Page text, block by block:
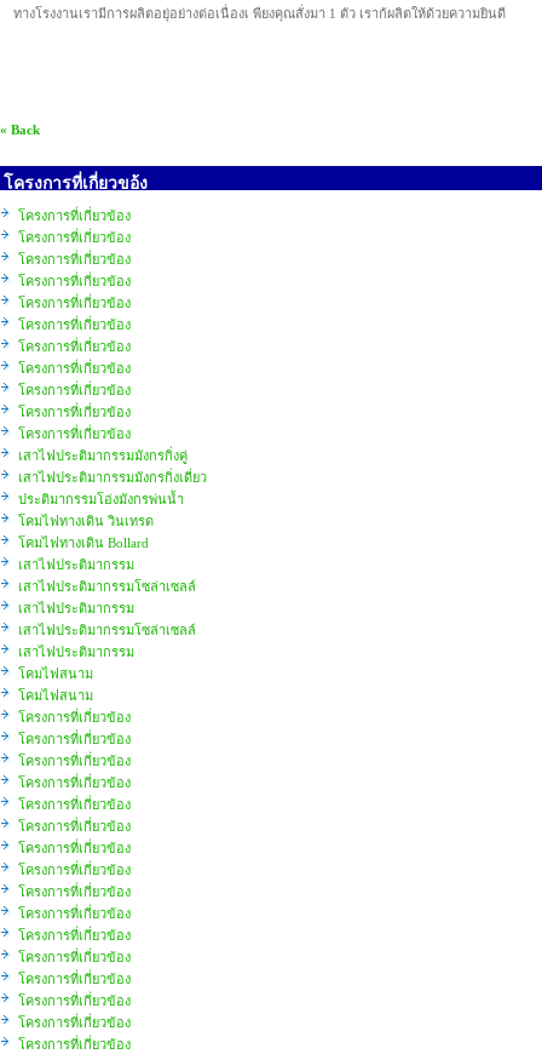
ทางโรงงานเรามีการผลิตอยุ่อย่างต่อเนื่องเ พียงคุณสั่งมา 1 ตัว เราก้ผลิตให้ด้วยความยินดี
« Back
โครงการที่เกี่ยวขอ้ง
โครงการที่เกี่ยวข้อง
โครงการที่เกี่ยวข้อง
โครงการที่เกี่ยวข้อง
โครงการที่เกี่ยวข้อง
โครงการที่เกี่ยวข้อง
โครงการที่เกี่ยวข้อง
โครงการที่เกี่ยวข้อง
โครงการที่เกี่ยวข้อง
โครงการที่เกี่ยวข้อง
โครงการที่เกี่ยวข้อง
โครงการที่เกี่ยวข้อง
เสาไฟประติมากรรมมังกรกิ่งคู่
เสาไฟประติมากรรมมังกรกิ่งเดี่ยว
ประติมากรรมโอ่งมังกรพ่นน้ำ
โคมไฟทางเดิน วินเทรด
โคมไฟทางเดิน Bollard
เสาไฟประติมากรรม
เสาไฟประติมากรรมโซล่าเซลล์
เสาไฟประติมากรรม
เสาไฟประติมากรรมโซล่าเซลล์
เสาไฟประติมากรรม
โคมไฟสนาม
โคมไฟสนาม
โครงการที่เกี่ยวข้อง
โครงการที่เกี่ยวข้อง
โครงการที่เกี่ยวข้อง
โครงการที่เกี่ยวข้อง
โครงการที่เกี่ยวข้อง
โครงการที่เกี่ยวข้อง
โครงการที่เกี่ยวข้อง
โครงการที่เกี่ยวข้อง
โครงการที่เกี่ยวข้อง
โครงการที่เกี่ยวข้อง
โครงการที่เกี่ยวข้อง
โครงการที่เกี่ยวข้อง
โครงการที่เกี่ยวข้อง
โครงการที่เกี่ยวข้อง
โครงการที่เกี่ยวข้อง
โครงการที่เกี่ยวข้อง